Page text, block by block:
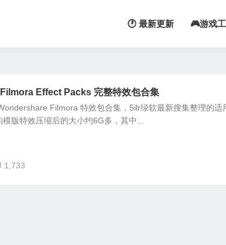
🕐 最新更新 🎮游戏
Effect Packs 完整特效包合集
Filmora 特效包合集，5ilr绿软最新搜集整理的适
版特效压缩后的大小约6G多，其中...
1,733